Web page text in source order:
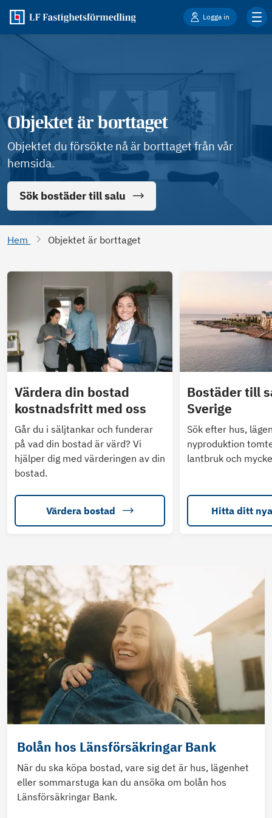
Logga in
Objektet är borttaget
Objektet du försökte nå är borttaget från vår
hemsida.
Sök bostäder till salu
Hem Objektet är borttaget
Värdera din bostad
kostnadsfritt med oss
Går du i säljtankar och funderar
på vad din bostad är värd? Vi
hjälper dig med värderingen av din
bostad.
Värdera bostad
Bostäder till
Sverige
Sök efter hus,
nyproduktion
lantbruk och
Hitta ditt
Bolån hos Länsförsäkringar Bank
När du ska köpa bostad, vare sig det är hus, lägenhet
eller sommarstuga kan du ansöka om bolån hos
Länsförsäkringar Bank.